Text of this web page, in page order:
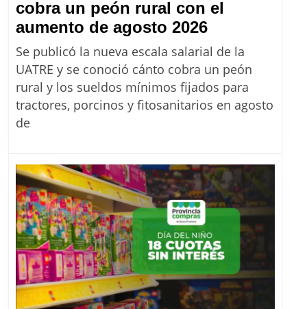
cobra un peón rural con el
aumento de agosto 2026Escala
salarial
UATRE:
cuánto
cobra
rural
con
el
aumento
de
agosto
2026
Se publicó la nueva escala salarial de la
UATRE y se conoció cánto cobra un peón
rural y los sueldos mínimos fijados para
tractores, porcinos y fitosanitarios en agosto
de